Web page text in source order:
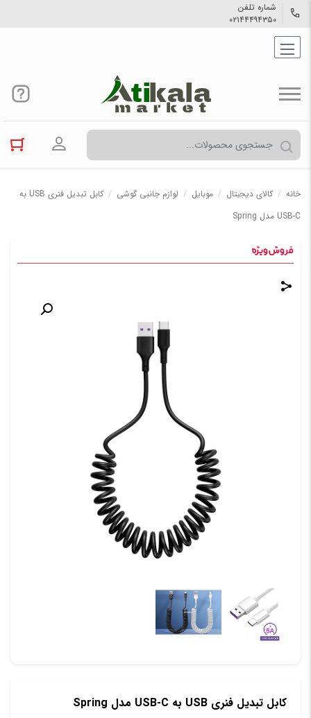
شماره تلفن
۰۲۱۴۴۴۹۴۳۵۰
ورود به
خانه / کالاي دیجیتال / موبایل / لوازم جانبی گوشی /
کابل تبدیل فنری USB به
USB-C مدل Spring
کابل تبدیل فنری USB به USB-C مدل Spring